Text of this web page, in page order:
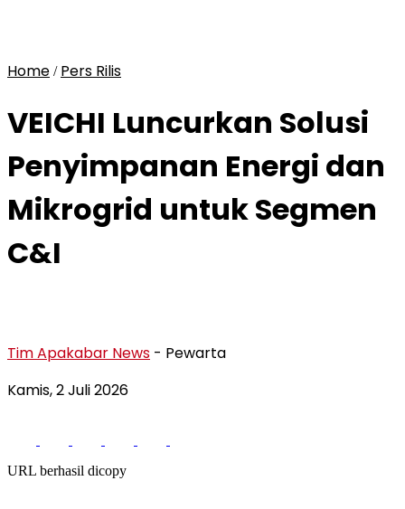
Home / Pers Rilis
VEICHI Luncurkan Solusi
Penyimpanan Energi dan
Mikrogrid untuk Segmen
C&I
Tim Apakabar News - Pewarta
Kamis, 2 Juli 2026
URL berhasil dicopy